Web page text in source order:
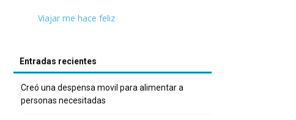
Viajar me hace feliz
Entradas recientes
Creó una despensa movil para alimentar a
personas necesitadas